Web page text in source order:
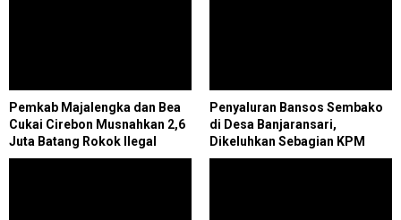
Pemkab Majalengka dan Bea
Cukai Cirebon Musnahkan 2,6
Juta Batang Rokok Ilegal
Penyaluran Bansos Sembako
di Desa Banjaransari,
Dikeluhkan Sebagian KPM